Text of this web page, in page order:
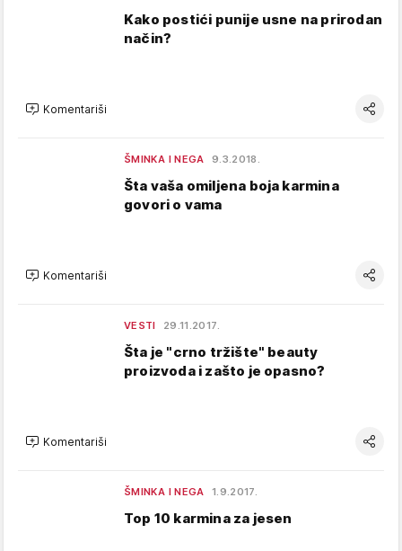
Kako postići punije usne na prirodan
način?
Komentariši
ŠMINKA I NEGA 9.3.2018.
Šta vaša omiljena boja karmina
govori o vama
Komentariši
VESTI 29.11.2017.
Šta je "crno tržište" beauty
proizvoda i zašto je opasno?
Komentariši
ŠMINKA I NEGA 1.9.2017.
Top 10 karmina za jesen